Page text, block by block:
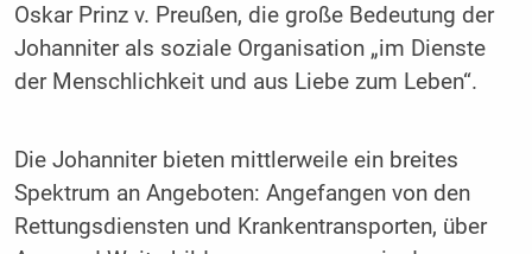
Oskar Prinz v. Preußen, die große Bedeutung der
Johanniter als soziale Organisation „im Dienste
der Menschlichkeit und aus Liebe zum Leben“.
Die Johanniter bieten mittlerweile ein breites
Spektrum an Angeboten: Angefangen von den
Rettungsdiensten und Krankentransporten, über